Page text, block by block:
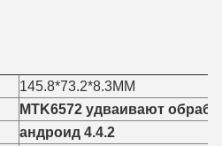
145.8*73.2*8.3MM
MTK6572 удваивают
андроид 4.4.2